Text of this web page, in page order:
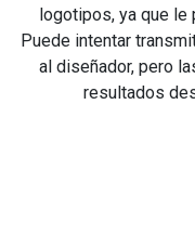
logotipos, ya que le
Puede intentar
al diseñador, pero
resultados